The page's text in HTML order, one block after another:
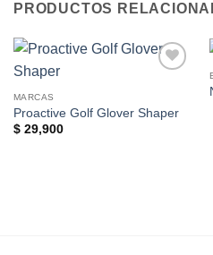
PRODUCTOS
MARCAS
Proactive Golf Glover Shaper
$29,900